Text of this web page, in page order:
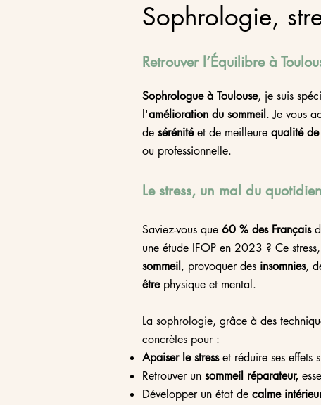
Sophrologie,
Retrouver l’Équilibre à
Sophrologue à Toulouse, je suis
l'amélioration du sommeil .Je vous
de sérénitéet de meilleure qualité
ou professionnelle. ​
Le stress, un mal du quotidien
Saviez-vous que 60 % des Français
une étude IFOP en 2023 ? Ce
sommeil , provoquer des insomnies,
êtrephysique et mental.
La sophrologie, grâce à des
concrètes pour :
Apaiser le stresset réduire ses effets
Retrouver un sommeil réparateur,
Développer un état de calme